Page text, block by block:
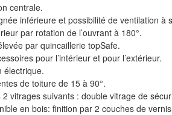
centrale.
inférieure et possibilité de ventilation à
par rotation de l’ouvrant à 180°.
par quincaillerie topSafe.
pour l’intérieur et pour l’extérieur.
électrique.
de toiture de 15 à 90°.
vitrages suivants : double vitrage de
en bois: finition par 2 couches de